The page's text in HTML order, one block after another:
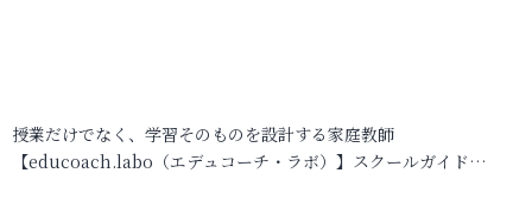
授業だけでなく、学習そのものを設計する家庭教師
【educoach.labo（エデュコーチ・ラボ）】スクールガイド…